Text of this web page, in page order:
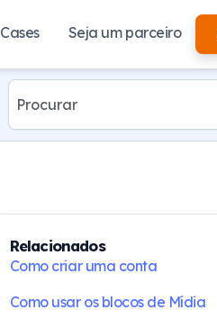
Cases Seja um parceiro
Relacionados
Como criar uma conta
Como usar os blocos de Mídia